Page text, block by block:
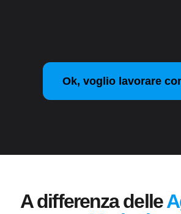
Ok, voglio lavorare
A differenza delle